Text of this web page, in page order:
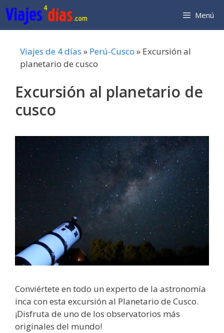
Saltar
al
contenido
Menú
Viajes de 4 días » Perú-Cusco » Excursión al
planetario de cusco
Excursión al planetario de
cusco
Conviértete en todo un experto de la astronomía
inca con esta excursión al Planetario de Cusco.
¡Disfruta de uno de los observatorios más
originales del mundo!